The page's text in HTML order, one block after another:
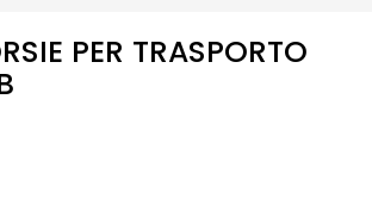
PER TRASPORTO